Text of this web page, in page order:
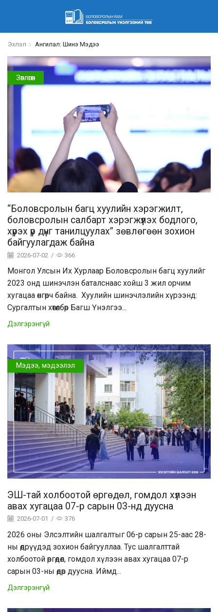
Эхлэл Ангилал: Шинэ Мэдээ
Зөвлөгөөн
“Боловсролын багц хуулийн хэрэгжилт,
боловсролын салбарт хэрэгжүүлэх бодлого,
хүрэх үр дүнг танилцуулах” зөвлөгөөн зохион
байгуулагдаж байна
2026-07-02 / 366
Монгол Улсын Их Хурлаар Боловсролын багц хуулийг
2023 онд шинэчлэн баталснаас хойш 3 жил орчим
хугацаа өнгөрч байна. Хуулийн шинэчлэлийн хүрээнд:
Сургалтын хөтөлбөр Багш Үнэлгээ...
Дэлгэрэнгүй
Мэдээ, мэдээлэл
ЭШ-тай холбоотой өргөдөл, гомдол хүлээн
авах хугацаа 07-р сарын 03-нд дуусна
2026-07-01 / 376
2026 оны Элсэлтийн шалгалтыг 06-р сарын 25-аас 28-
ны өдрүүдэд зохион байгууллаа. Тус шалгалттай
холбоотой өргөдөл, гомдол хүлээн авах хугацаа 07-р
сарын 03-ны өдөр дуусна. Иймд...
Дэлгэрэнгүй